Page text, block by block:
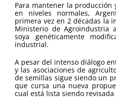
Para mantener la producción
en niveles normales,
primera vez en 2 décadas la
Ministerio de Agroindustria
soya genéticamente
industrial.
A pesar del intenso diálogo
y las asociaciones de
de semillas sigue siendo un
que cursa una nueva
cual está lista siendo revisada